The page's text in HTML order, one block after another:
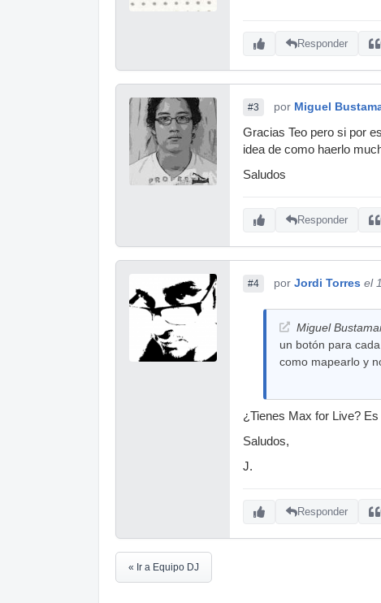
Responder
#3 por Miguel
Gracias Teo pero si por
idea de como haerlo
Saludos
Responder
#4 por Jordi Torres el
Miguel
un botón para
como mapearlo y
¿Tienes Max for Live?
Saludos,
J.
Responder
« Ir a Equipo DJ